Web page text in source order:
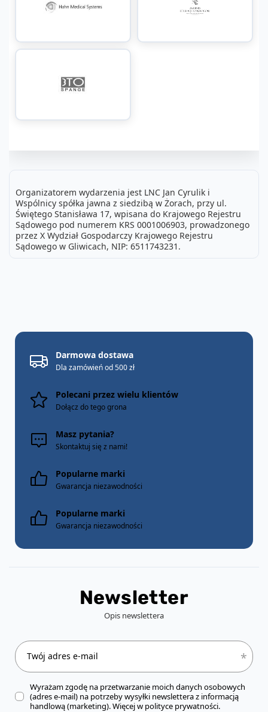
Organizatorem wydarzenia jest LNC Jan Cyrulik i
Wspólnicy spółka jawna z siedzibą w Żorach, przy ul.
Świętego Stanisława 17, wpisana do Krajowego Rejestru
Sądowego pod numerem KRS 0001006903, prowadzonego
przez X Wydział Gospodarczy Krajowego Rejestru
Sądowego w Gliwicach, NIP: 6511743231.
Darmowa dostawa
Dla zamówień od 500 zł
Polecani przez wielu klientów
Dołącz do tego grona
Masz pytania?
Skontaktuj się z nami!
Popularne marki
Gwarancja niezawodności
Popularne marki
Gwarancja niezawodności
Newsletter
Opis newslettera
Twój adres e-mail
Wyrażam zgodę na przetwarzanie moich danych osobowych
(adres e-mail) na potrzeby wysyłki newslettera z informacją
handlową (marketing). Więcej w polityce prywatności.